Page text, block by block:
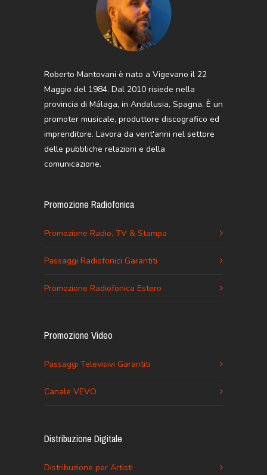
Roberto Mantovani è nato a Vigevano il 22
Maggio del 1984. Dal 2010 risiede nella
provincia di Málaga, in Andalusia, Spagna. È un
promoter musicale, produttore discografico ed
imprenditore. Lavora da vent'anni nel settore
delle pubbliche relazioni e della
comunicazione.
Promozione Radiofonica
Promozione Radio, TV & Stampa
Passaggi Radiofonici Garantiti
Promozione Radiofonica Estero
Promozione Video
Passaggi Televisivi Garantiti
Canale VEVO
Distribuzione Digitale
Distribuzione per Artisti